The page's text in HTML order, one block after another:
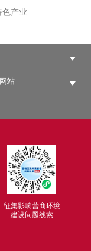
色产业
站
征集影响营商环境
建设问题线索